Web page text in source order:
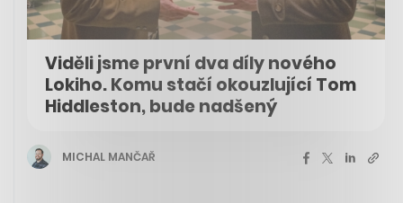
Viděli jsme první dva díly nového
Lokiho. Komu stačí okouzlující Tom
Hiddleston, bude nadšený
MICHAL MANČAŘ